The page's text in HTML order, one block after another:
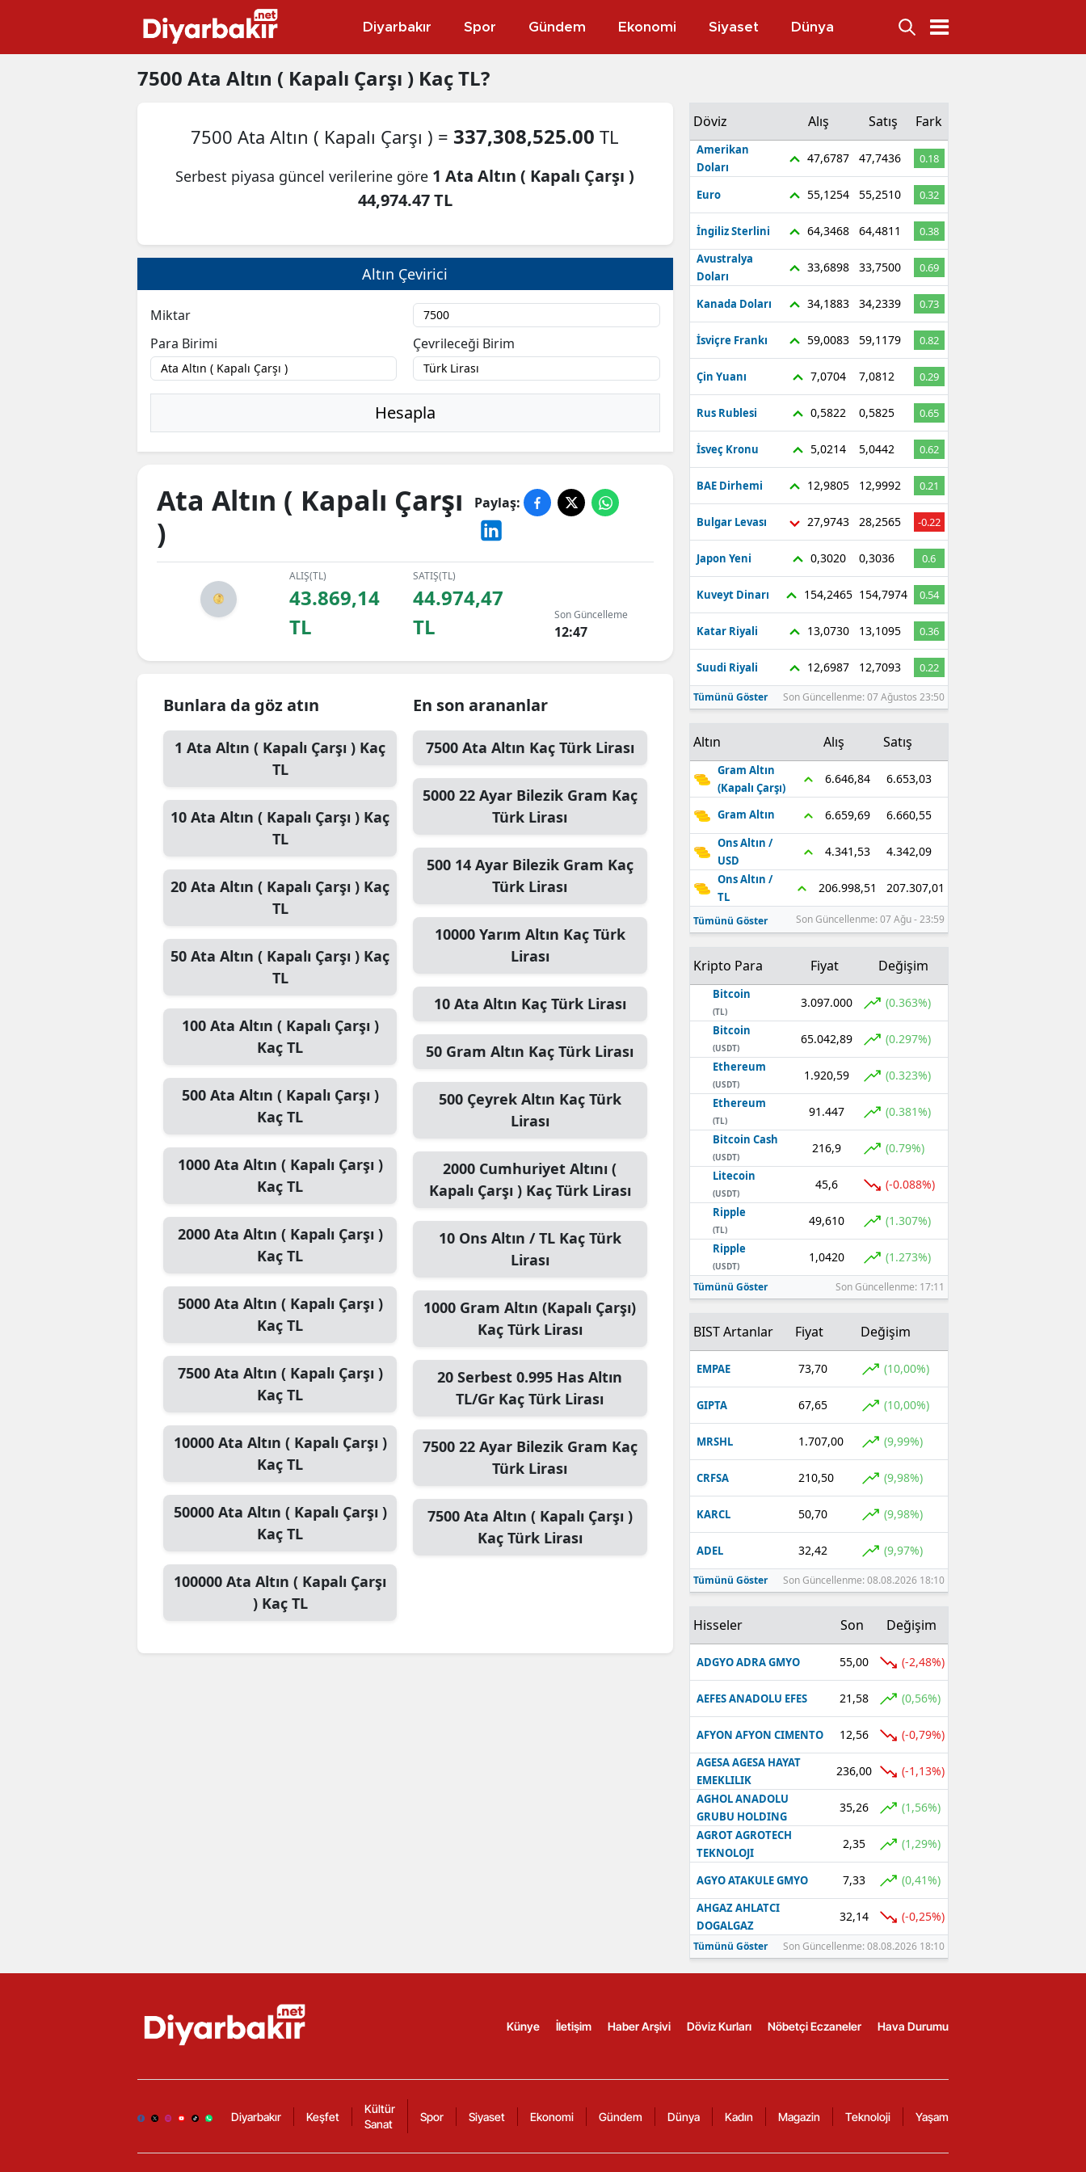
Diyarbakır Spor Gündem Ekonomi Siyaset Dünya
7500 Ata Altın ( Kapalı Çarşı ) Kaç TL?
7500 Ata Altın ( Kapalı Çarşı ) = 337,308,525.00TL
Serbest piyasa güncel verilerine göre 1 Ata Altın ( Kapalı Çarşı )
44,974.47 TL
Altın Çevirici
Miktar
Para Birimi
Çevrileceği Birim
Hesapla
Ata Altın ( Kapalı Çarşı
)
Paylaş:
ALIŞ(TL)
43.869,14
TL
SATIŞ(TL)
44.974,47
TL
Son Güncelleme
12:47
Bunlara da göz atın
1Ata Altın ( Kapalı Çarşı ) Kaç
TL
10Ata Altın ( Kapalı Çarşı ) Kaç
TL
20Ata Altın ( Kapalı Çarşı ) Kaç
TL
50Ata Altın ( Kapalı Çarşı ) Kaç
TL
100 Ata Altın ( Kapalı Çarşı )
Kaç TL
500 Ata Altın ( Kapalı Çarşı )
Kaç TL
1000 Ata Altın ( Kapalı Çarşı )
Kaç TL
2000 Ata Altın ( Kapalı Çarşı )
Kaç TL
5000 Ata Altın ( Kapalı Çarşı )
Kaç TL
7500 Ata Altın ( Kapalı Çarşı )
Kaç TL
10000 Ata Altın ( Kapalı Çarşı )
Kaç TL
50000 Ata Altın ( Kapalı Çarşı )
Kaç TL
100000Ata Altın ( Kapalı Çarşı
)Kaç TL
En son arananlar
7500 Ata Altın Kaç Türk Lirası
5000 22 Ayar Bilezik Gram Kaç
Türk Lirası
500 14 Ayar Bilezik Gram Kaç
Türk Lirası
10000 Yarım Altın Kaç Türk
Lirası
10 Ata Altın Kaç Türk Lirası
50 Gram Altın Kaç Türk Lirası
500 Çeyrek Altın Kaç Türk
Lirası
2000 Cumhuriyet Altını (
Kapalı Çarşı )Kaç Türk Lirası
10 Ons Altın / TLKaç Türk
Lirası
1000 Gram Altın (Kapalı Çarşı)
Kaç Türk Lirası
20Serbest 0.995 Has Altın
TL/Gr Kaç Türk Lirası
7500 22 Ayar Bilezik Gram Kaç
Türk Lirası
7500 Ata Altın ( Kapalı Çarşı )
Kaç Türk Lirası
Döviz Alış Satış Fark
Amerikan
Doları
47,6787 47,7436 0.18
Euro 55,1254 55,2510 0.32
İngiliz Sterlini 64,3468 64,4811
0.38
Avustralya
Doları
33,6898 33,7500 0.69
Kanada Doları 34,1883 34,2339 0.73
İsviçre Frankı 59,0083 59,1179 0.82
Çin Yuanı 7,0704 7,0812 0.29
Rus Rublesi 0,5822 0,5825 0.65
İsveç Kronu 5,0214 5,0442 0.62
BAE Dirhemi 12,9805 12,9992 0.21
Bulgar Levası 27,9743 28,2565 -0.22
Japon Yeni 0,3020 0,3036 0.6
Kuveyt Dinarı 154,2465 154,7974 0.54
Katar Riyali 13,0730 13,1095 0.36
Suudi Riyali 12,6987 12,7093 0.22
Tümünü Göster Son Güncellenme: 07 Ağustos 23:50
Altın Alış Satış
Gram Altın
(Kapalı Çarşı)
6.646,84 6.653,03
Gram Altın 6.659,69 6.660,55
Ons Altın /
USD
4.341,53 4.342,09
Ons Altın /
TL
206.998,51 207.307,01
Tümünü Göster Son Güncellenme: 07 Ağu - 23:59
Kripto Para Fiyat Değişim
Bitcoin
(TL)
3.097.000 (0.363%)
Bitcoin
(USDT)
65.042,89 (0.297%)
Ethereum
(USDT)
1.920,59 (0.323%)
Ethereum
(TL)
91.447 (0.381%)
Bitcoin Cash
(USDT)
216,9 (0.79%)
Litecoin
(USDT)
45,6 (-0.088%)
Ripple
(TL)
49,610 (1.307%)
Ripple
(USDT)
1,0420 (1.273%)
Tümünü Göster Son Güncellenme: 17:11
BIST Artanlar Fiyat Değişim
EMPAE 73,70 (10,00%)
GIPTA 67,65 (10,00%)
MRSHL 1.707,00 (9,99%)
CRFSA 210,50 (9,98%)
KARCL 50,70 (9,98%)
ADEL 32,42 (9,97%)
Tümünü Göster Son Güncellenme: 08.08.2026 18:10
Hisseler Son Değişim
ADGYO ADRA GMYO 55,00 (-2,48%)
AEFES ANADOLU EFES 21,58 (0,56%)
AFYON AFYON CIMENTO 12,56 (-0,79%)
AGESA AGESA HAYAT
EMEKLILIK
236,00 (-1,13%)
AGHOL ANADOLU
GRUBU HOLDING
35,26 (1,56%)
AGROT AGROTECH
TEKNOLOJI
2,35 (1,29%)
AGYO ATAKULE GMYO 7,33 (0,41%)
AHGAZ AHLATCI
DOGALGAZ
32,14 (-0,25%)
Tümünü Göster Son Güncellenme: 08.08.2026 18:10
Künye İletişim Haber Arşivi Döviz Kurları Nöbetçi Eczaneler Hava Durumu
Diyarbakır Keşfet
Kültür
Sanat
Spor Siyaset Ekonomi Gündem Dünya Kadın Magazin Teknoloji Yaşam